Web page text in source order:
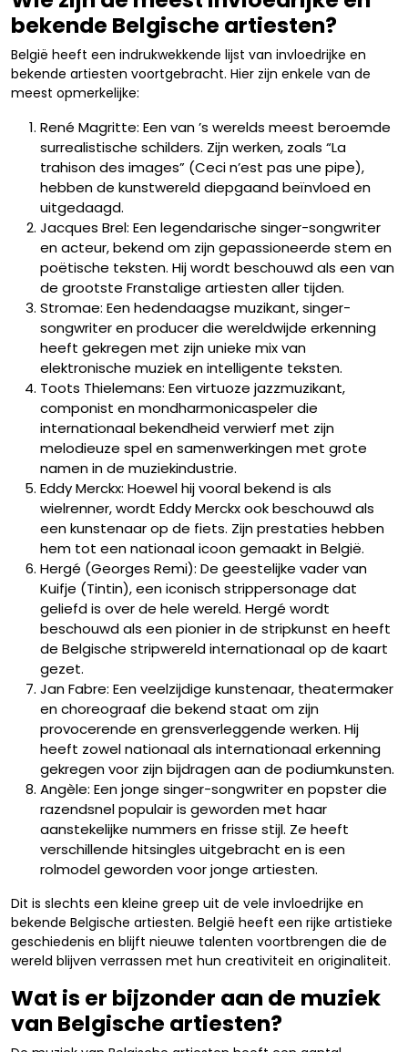
bekende Belgische artiesten?
België heeft een indrukwekkende lijst van invloedrijke en
bekende artiesten voortgebracht. Hier zijn enkele van de
meest opmerkelijke:
René Magritte: Een van ’s werelds meest beroemde
surrealistische schilders. Zijn werken, zoals “La
trahison des images” (Ceci n’est pas une pipe),
hebben de kunstwereld diepgaand beïnvloed en
uitgedaagd.
Jacques Brel: Een legendarische singer-songwriter
en acteur, bekend om zijn gepassioneerde stem en
poëtische teksten. Hij wordt beschouwd als een van
de grootste Franstalige artiesten aller tijden.
Stromae: Een hedendaagse muzikant, singer-
songwriter en producer die wereldwijde erkenning
heeft gekregen met zijn unieke mix van
elektronische muziek en intelligente teksten.
Toots Thielemans: Een virtuoze jazzmuzikant,
componist en mondharmonicaspeler die
internationaal bekendheid verwierf met zijn
melodieuze spel en samenwerkingen met grote
namen in de muziekindustrie.
Eddy Merckx: Hoewel hij vooral bekend is als
wielrenner, wordt Eddy Merckx ook beschouwd als
een kunstenaar op de fiets. Zijn prestaties hebben
hem tot een nationaal icoon gemaakt in België.
Hergé (Georges Remi): De geestelijke vader van
Kuifje (Tintin), een iconisch strippersonage dat
geliefd is over de hele wereld. Hergé wordt
beschouwd als een pionier in de stripkunst en heeft
de Belgische stripwereld internationaal op de kaart
gezet.
Jan Fabre: Een veelzijdige kunstenaar, theatermaker
en choreograaf die bekend staat om zijn
provocerende en grensverleggende werken. Hij
heeft zowel nationaal als internationaal erkenning
gekregen voor zijn bijdragen aan de podiumkunsten.
Angèle: Een jonge singer-songwriter en popster die
razendsnel populair is geworden met haar
aanstekelijke nummers en frisse stijl. Ze heeft
verschillende hitsingles uitgebracht en is een
rolmodel geworden voor jonge artiesten.
Dit is slechts een kleine greep uit de vele invloedrijke en
bekende Belgische artiesten. België heeft een rijke artistieke
geschiedenis en blijft nieuwe talenten voortbrengen die de
wereld blijven verrassen met hun creativiteit en originaliteit.
Wat is er bijzonder aan de muziek
van Belgische artiesten?